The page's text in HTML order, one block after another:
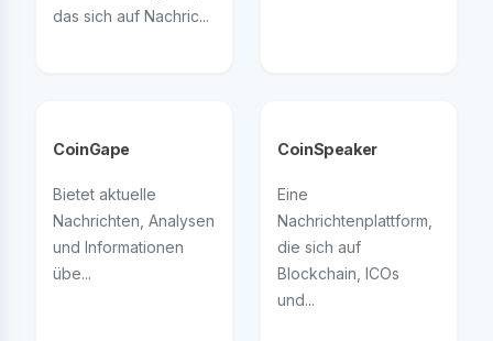
das sich auf Nachric...
CoinGape
Bietet aktuelle
Nachrichten, Analysen
und Informationen
übe...
CoinSpeaker
Eine
Nachrichtenplattform,
die sich auf
Blockchain, ICOs
und...